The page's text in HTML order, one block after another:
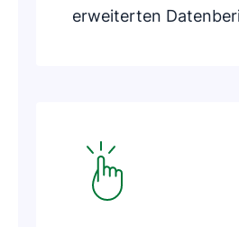
erweiterten
In neuem Fenster öffnen